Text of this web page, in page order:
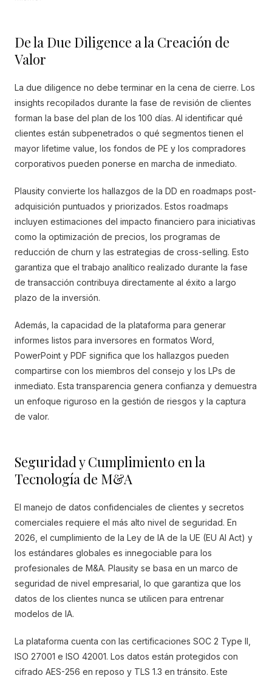
De la Due Diligence a la Creación de
Valor
La due diligence no debe terminar en la cena de cierre. Los
insights recopilados durante la fase de revisión de clientes
forman la base del plan de los 100 días. Al identificar qué
clientes están subpenetrados o qué segmentos tienen el
mayor lifetime value, los fondos de PE y los compradores
corporativos pueden ponerse en marcha de inmediato.
Plausity convierte los hallazgos de la DD en roadmaps post-
adquisición puntuados y priorizados. Estos roadmaps
incluyen estimaciones del impacto financiero para iniciativas
como la optimización de precios, los programas de
reducción de churn y las estrategias de cross-selling. Esto
garantiza que el trabajo analítico realizado durante la fase
de transacción contribuya directamente al éxito a largo
plazo de la inversión.
Además, la capacidad de la plataforma para generar
informes listos para inversores en formatos Word,
PowerPoint y PDF significa que los hallazgos pueden
compartirse con los miembros del consejo y los LPs de
inmediato. Esta transparencia genera confianza y demuestra
un enfoque riguroso en la gestión de riesgos y la captura
de valor.
Seguridad y Cumplimiento en la
Tecnología de M&A
El manejo de datos confidenciales de clientes y secretos
comerciales requiere el más alto nivel de seguridad. En
2026, el cumplimiento de la Ley de IA de la UE (EU AI Act) y
los estándares globales es innegociable para los
profesionales de M&A. Plausity se basa en un marco de
seguridad de nivel empresarial, lo que garantiza que los
datos de los clientes nunca se utilicen para entrenar
modelos de IA.
La plataforma cuenta con las certificaciones SOC 2 Type II,
ISO 27001 e ISO 42001. Los datos están protegidos con
cifrado AES-256 en reposo y TLS 1.3 en tránsito. Este